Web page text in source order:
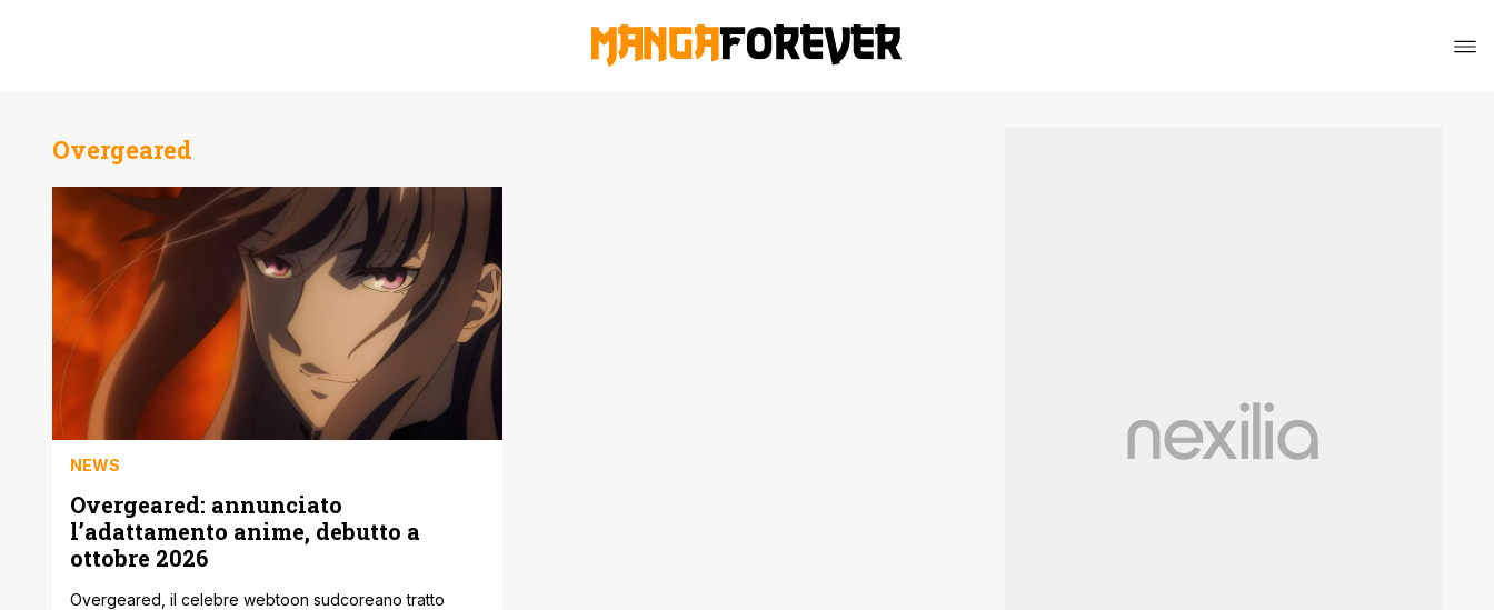
Overgeared
NEWS
Overgeared: annunciato
l’adattamento anime, debutto a
ottobre 2026
Overgeared, il celebre webtoon sudcoreano tratto